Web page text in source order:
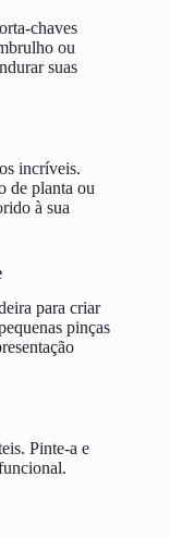
chaves
ou
suas
incríveis.
de planta ou
à sua
para criar
pinças
Pinte-a e